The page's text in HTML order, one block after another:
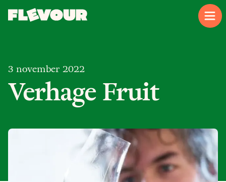
3 november 2022
Verhage Fruit